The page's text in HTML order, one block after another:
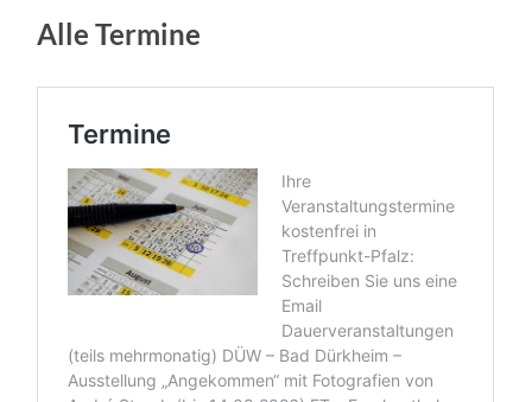
Alle Termine